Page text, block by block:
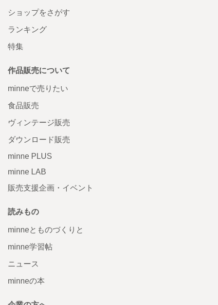
ショップをさがす
ランキング
特集
作品販売について
minneで売りたい
食品販売
ヴィンテージ販売
ダウンロード販売
minne PLUS
minne LAB
販売支援企画・イベント
読みもの
minneとものづくりと
minne学習帖
ニュース
minneの本